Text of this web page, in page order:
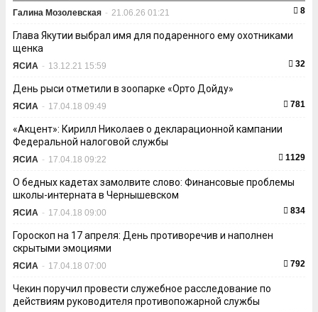
Галина Мозолевская - 21.06.26 01:21 8
Глава Якутии выбрал имя для подаренного ему охотниками
щенка
ЯСИА - 13.12.21 15:59 32
День рыси отметили в зоопарке «Орто Дойду»
ЯСИА - 17.04.18 09:49 781
«Акцент»: Кирилл Николаев о декларационной кампании
Федеральной налоговой службы
ЯСИА - 17.04.18 09:22 1129
О бедных кадетах замолвите слово: Финансовые проблемы
школы-интерната в Чернышевском
ЯСИА - 17.04.18 09:00 834
Гороскоп на 17 апреля: День противоречив и наполнен
скрытыми эмоциями
ЯСИА - 17.04.18 07:00 792
Чекин поручил провести служебное расследование по
действиям руководителя противопожарной службы